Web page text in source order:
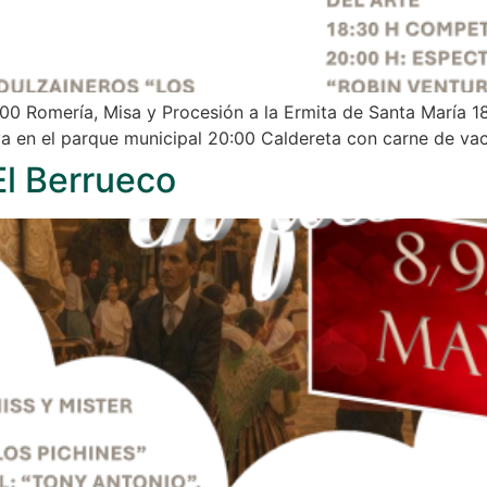
Romería, Misa y Procesión a la Ermita de Santa María
en el parque municipal 20:00 Caldereta con carne de
Berrueco